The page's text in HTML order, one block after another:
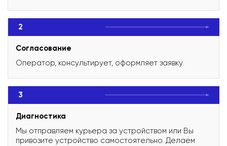
2
Согласование
Оператор, консультирует, оформляет заявку.
3
Диагностика
Мы отправляем курьера за устройством или Вы
привозите устройство самостоятельно. Делаем